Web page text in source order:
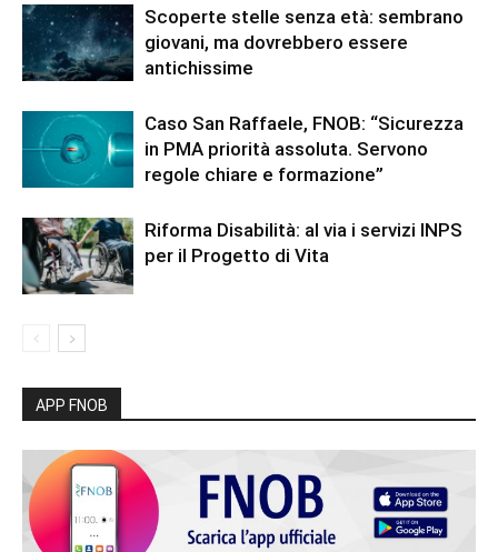
Scoperte stelle senza età: sembrano
giovani, ma dovrebbero essere
antichissime
Caso San Raffaele, FNOB: “Sicurezza
in PMA priorità assoluta. Servono
regole chiare e formazione”
Riforma Disabilità: al via i servizi INPS
per il Progetto di Vita
APP FNOB